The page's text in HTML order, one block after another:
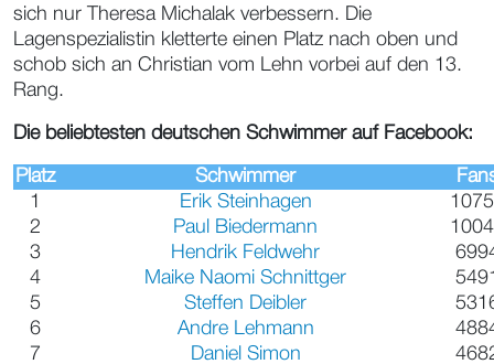
sich nur Theresa Michalak verbessern. Die
Lagenspezialistin kletterte einen Platz nach oben und
schob sich an Christian vom Lehn vorbei auf den 13.
Rang.
Die beliebtesten deutschen Schwimmer auf Facebook:
Platz Schwimmer
1
Erik Steinhagen
2
Paul Biedermann
3
Hendrik Feldwehr
4
Maike Naomi Schnittger
5
Steffen Deibler
6
Andre Lehmann
7
Daniel Simon